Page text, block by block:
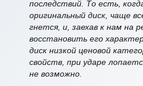
последствий. То есть,
оригинальный диск, чаще
гнется, и, заехав к нам на
восстановить его
диск низкой ценовой
свойств, при ударе
не возможно.